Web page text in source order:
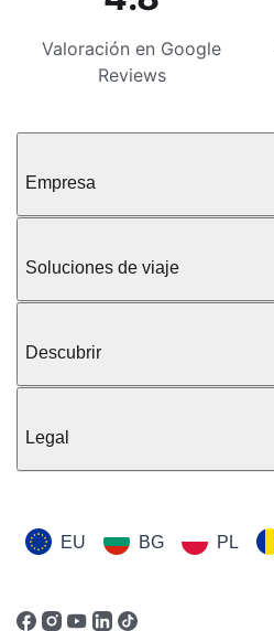
Valoración en Google
Reviews
Empresa
Soluciones de viaje
Descubrir
Legal
EU BG PL